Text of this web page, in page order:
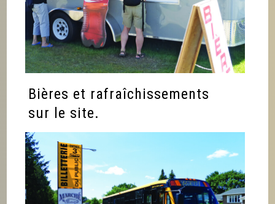
Bières et rafraîchissements
sur le site.